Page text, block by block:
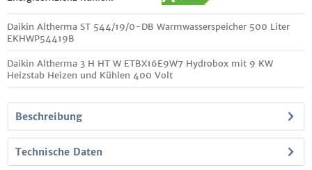
Daikin Altherma ST 544/19/0-DB Warmwasserspeicher 500 Liter
EKHWP54419B
Daikin Altherma 3 H HT W ETBX16E9W7 Hydrobox mit 9 KW
Heizstab Heizen und Kühlen 400 Volt
Beschreibung
Technische Daten